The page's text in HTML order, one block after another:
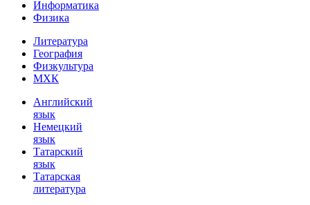
Информатика
Физика
Литература
География
Физкультура
МХК
Английский
язык
Немецкий
язык
Татарский
язык
Татарская
литература